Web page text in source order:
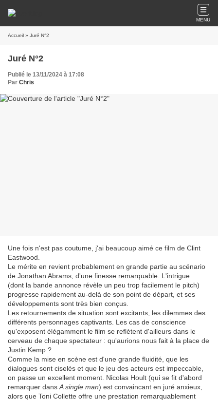
MENU
Accueil » Juré N°2
Juré N°2
Publié le 13/11/2024 à 17:08
Par Chris
Une fois n'est pas coutume, j'ai beaucoup aimé ce film de Clint
Eastwood.
Le mérite en revient probablement en grande partie au scénario
de Jonathan Abrams, d'une finesse remarquable. L'intrigue
(dont la bande annonce révèle un peu trop facilement le pitch)
progresse rapidement au-delà de son point de départ, et ses
développements sont très bien conçus.
Les retournements de situation sont excitants, les dilemmes des
différents personnages captivants. Les cas de conscience
qu'exposent élégamment le film se reflètent d'ailleurs dans le
cerveau de chaque spectateur : qu'aurions nous fait à la place de
Justin Kemp ?
Comme la mise en scène est d'une grande fluidité, que les
dialogues sont ciselés et que le jeu des acteurs est impeccable,
on passe un excellent moment. Nicolas Hoult (qui se fit d'abord
remarquer dans A single man) est convaincant en juré anxieux,
alors que Toni Collette offre une prestation remarquablement